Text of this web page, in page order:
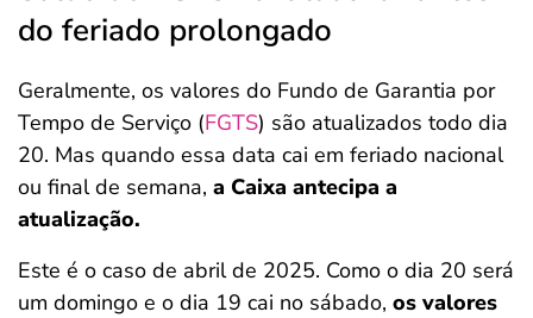
do feriado prolongado
Geralmente, os valores do Fundo de Garantia por
Tempo de Serviço (FGTS) são atualizados todo dia
20. Mas quando essa data cai em feriado nacional
ou final de semana, a Caixa antecipa a
atualização.
Este é o caso de abril de 2025. Como o dia 20 será
um domingo e o dia 19 cai no sábado, os valores